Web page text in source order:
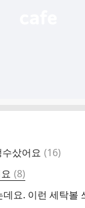
샀어요 댓
(16)
댓
글
(8)